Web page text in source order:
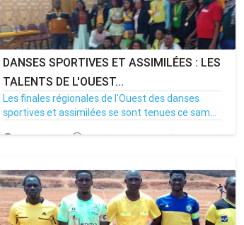
DANSES SPORTIVES ET ASSIMILÉES : LES
TALENTS DE L'OUEST...
Les finales régionales de l'Ouest des danses
sportives et assimilées se sont tenues ce sam...
20/07/25 Par MenouActu 0